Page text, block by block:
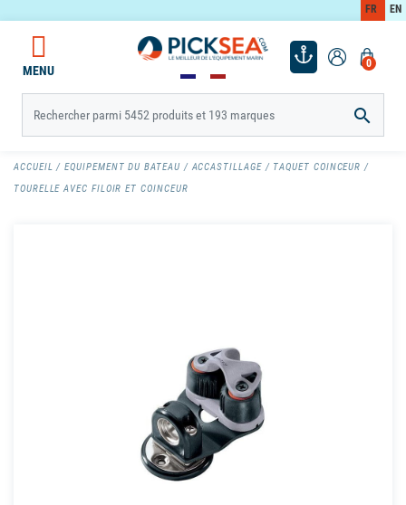
FR EN
0
MENU

ACCUEIL EQUIPEMENT DU BATEAU ACCASTILLAGE
TAQUET COINCEUR
TOURELLE AVEC FILOIR ET COINCEUR